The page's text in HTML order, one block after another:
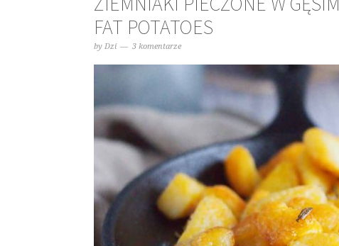
FAT POTATOES
by Dzi 3 komentarze